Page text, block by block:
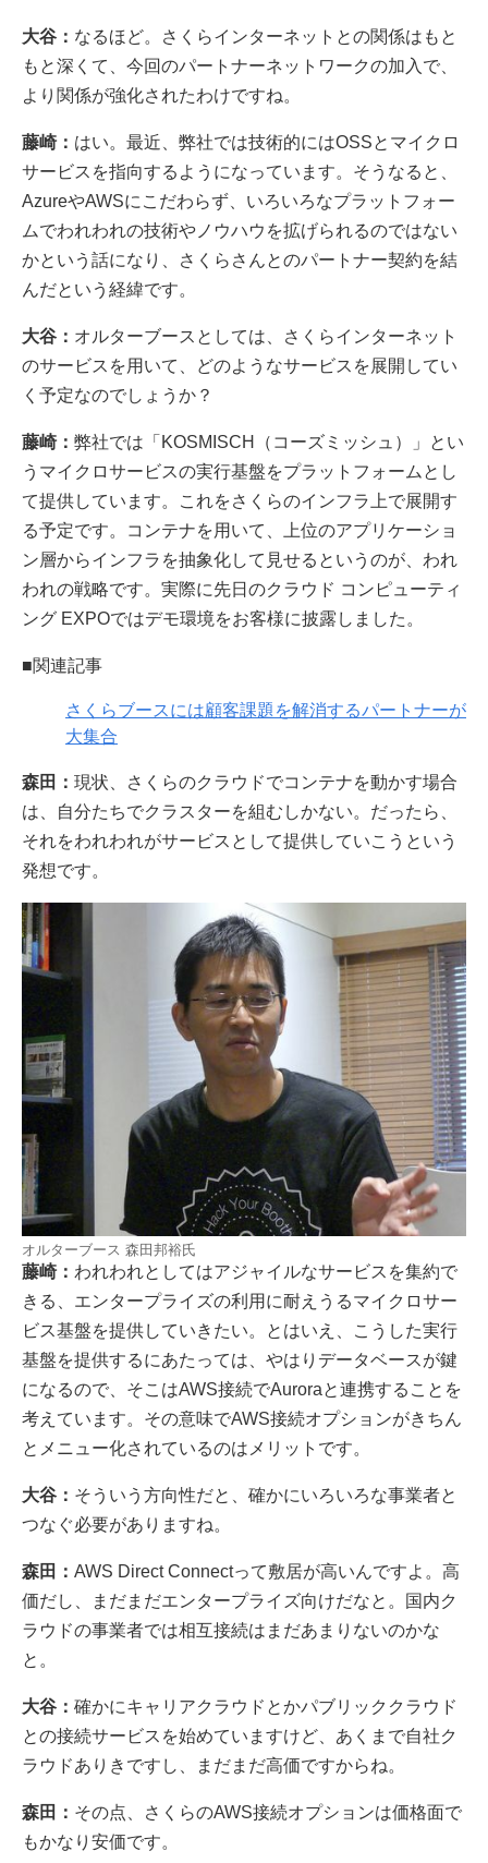
大谷： なるほど。さくらインターネットとの関係はもと
もと深くて、今回のパートナーネットワークの加入で、
より関係が強化されたわけですね。
藤崎： はい。最近、弊社では技術的にはOSSとマイクロ
サービスを指向するようになっています。そうなると、
AzureやAWSにこだわらず、いろいろなプラットフォー
ムでわれわれの技術やノウハウを拡げられるのではない
かという話になり、さくらさんとのパートナー契約を結
んだという経緯です。
大谷： オルターブースとしては、さくらインターネット
のサービスを用いて、どのようなサービスを展開してい
く予定なのでしょうか？
藤崎： 弊社では「KOSMISCH（コーズミッシュ）」とい
うマイクロサービスの実行基盤をプラットフォームとし
て提供しています。これをさくらのインフラ上で展開す
る予定です。コンテナを用いて、上位のアプリケーショ
ン層からインフラを抽象化して見せるというのが、われ
われの戦略です。実際に先日のクラウド コンピューティ
ング EXPOではデモ環境をお客様に披露しました。
■関連記事
さくらブースには顧客課題を解消するパートナーが
大集合
森田： 現状、さくらのクラウドでコンテナを動かす場合
は、自分たちでクラスターを組むしかない。だったら、
それをわれわれがサービスとして提供していこうという
発想です。
オルターブース 森田邦裕氏
藤崎： われわれとしてはアジャイルなサービスを集約で
きる、エンタープライズの利用に耐えうるマイクロサー
ビス基盤を提供していきたい。とはいえ、こうした実行
基盤を提供するにあたっては、やはりデータベースが鍵
になるので、そこはAWS接続でAuroraと連携することを
考えています。その意味でAWS接続オプションがきちん
とメニュー化されているのはメリットです。
大谷： そういう方向性だと、確かにいろいろな事業者と
つなぐ必要がありますね。
森田： AWS Direct Connectって敷居が高いんですよ。高
価だし、まだまだエンタープライズ向けだなと。国内ク
ラウドの事業者では相互接続はまだあまりないのかな
と。
大谷： 確かにキャリアクラウドとかパブリッククラウド
との接続サービスを始めていますけど、あくまで自社ク
ラウドありきですし、まだまだ高価ですからね。
森田： その点、さくらのAWS接続オプションは価格面で
もかなり安価です。